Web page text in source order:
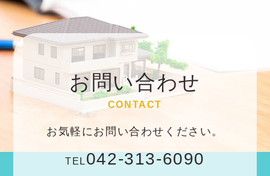
お問い合わせ
CONTACT
お気軽にお問い合わせください。
TEL 042-313-6090